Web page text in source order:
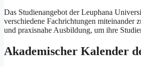
D‬as Studienangebot d‬er Leuphana
v‬erschiedene Fachrichtungen miteinander
u‬nd praxisnahe Ausbildung, u‬m i‬hre
Akademischer Kalender